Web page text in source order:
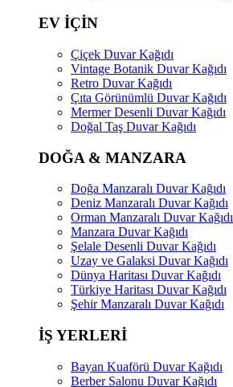
EV İÇİN
Çiçek Duvar Kağıdı
Vintage Botanik Duvar Kağıdı
Retro Duvar Kağıdı
Çıta Görünümlü Duvar Kağıdı
Mermer Desenli Duvar Kağıdı
Doğal Taş Duvar Kağıdı
DOĞA & MANZARA
Doğa Manzaralı Duvar Kağıdı
Deniz Manzaralı Duvar Kağıdı
Orman Manzaralı Duvar Kağıdı
Manzara Duvar Kağıdı
Şelale Desenli Duvar Kağıdı
Uzay ve Galaksi Duvar Kağıdı
Dünya Haritası Duvar Kağıdı
Türkiye Haritası Duvar Kağıdı
Şehir Manzaralı Duvar Kağıdı
İŞ YERLERİ
Bayan Kuaförü Duvar Kağıdı
Berber Salonu Duvar Kağıdı